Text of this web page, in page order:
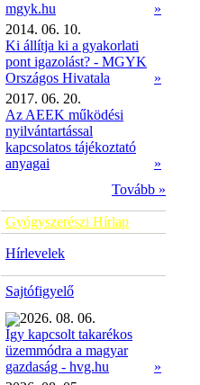
mgyk.hu
»
2014. 06. 10.
Ki állítja ki a gyakorlati
pont igazolást? - MGYK
Országos Hivatala
»
2017. 06. 20.
Az AEEK működési
nyilvántartással
kapcsolatos tájékoztató
anyagai
»
Tovább »
Gyógyszerészi Hírlap
Hírlevelek
Sajtófigyelő
2026. 08. 06.
Így kapcsolt takarékos
üzemmódra a magyar
gazdaság - hvg.hu
»